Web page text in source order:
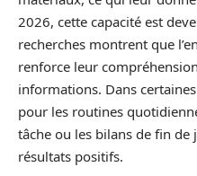
2026, cette capacité est
recherches montrent que
renforce leur
informations. Dans
pour les routines
tâche ou les bilans de fin de
résultats positifs.